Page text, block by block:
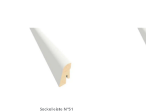
Sockelleiste N°51